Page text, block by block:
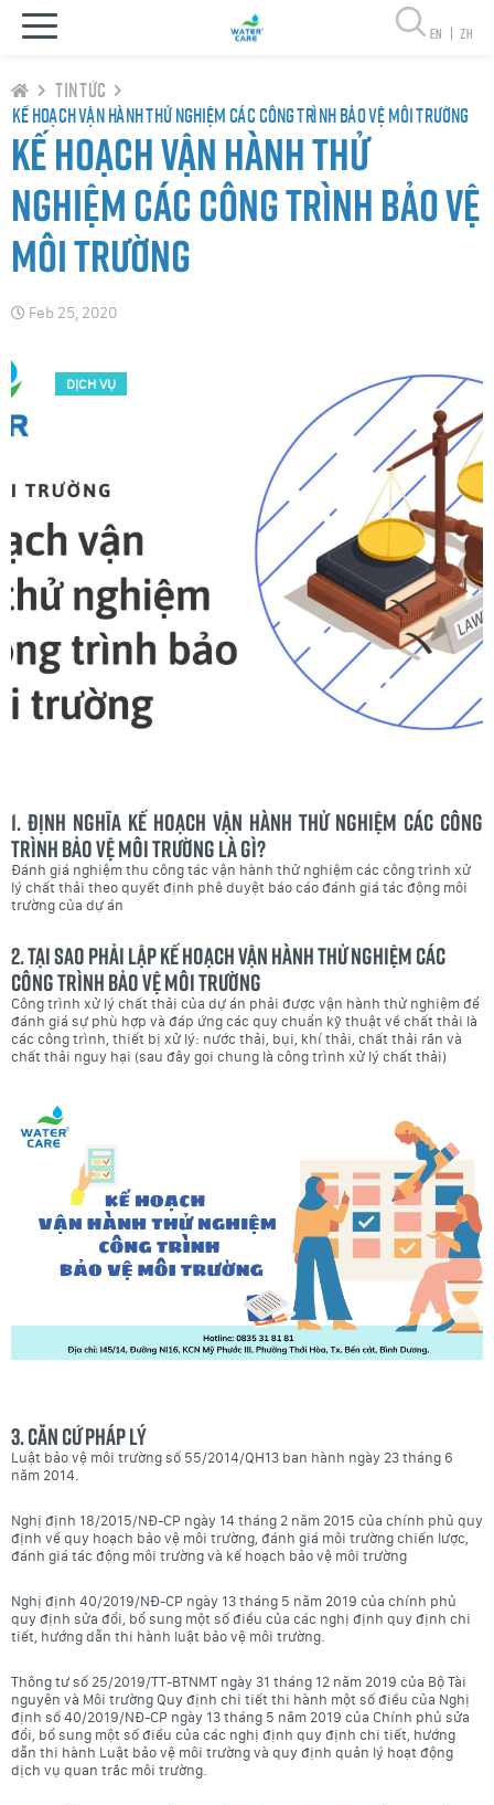
en | zh
Tin tức
Kế hoạch vận hành thử nghiệm các công trình bảo vệ môi trường
Kế hoạch vận hành thử
nghiệm các công trình bảo vệ
môi trường
Feb 25, 2020
DỊCH VỤ
1. Định nghĩa kế hoạch vận hành thử nghiệm các công
trình bảo vệ môi trường là gì?
Đánh giá nghiệm thu công tác vận hành thử nghiệm các công trình xử
lý chất thải theo quyết định phê duyệt báo cáo đánh giá tác động môi
trường của dự án
2. Tại sao phải lập kế hoạch vận hành thử nghiệm các
công trình bảo vệ môi trường
Công trình xử lý chất thải của dự án phải được vận hành thử nghiệm để
đánh giá sự phù hợp và đáp ứng các quy chuẩn kỹ thuật về chất thải là
các công trình, thiết bị xử lý: nước thải, bụi, khí thải, chất thải rắn và
chất thải nguy hại (sau đây gọi chung là công trình xử lý chất thải)
3. Căn cứ pháp lý
Luật bảo vệ môi trường số 55/2014/QH13 ban hành ngày 23 tháng 6
năm 2014.
Nghị định 18/2015/NĐ-CP ngày 14 tháng 2 năm 2015 của chính phủ quy
định về quy hoạch bảo vệ môi trường, đánh giá môi trường chiến lược,
đánh giá tác động môi trường và kế hoạch bảo vệ môi trường
Nghị định 40/2019/NĐ-CP ngày 13 tháng 5 năm 2019 của chính phủ
quy định sửa đổi, bổ sung một số điều của các nghị định quy định chi
tiết, hướng dẫn thi hành luật bảo vệ môi trường.
Thông tư số 25/2019/TT-BTNMT ngày 31 tháng 12 năm 2019 của Bộ Tài
nguyên và Môi trường Quy định chi tiết thi hành một số điều của Nghị
định số 40/2019/NĐ-CP ngày 13 tháng 5 năm 2019 của Chính phủ sửa
đổi, bổ sung một số điều của các nghị định quy định chi tiết, hướng
dẫn thi hành Luật bảo vệ môi trường và quy định quản lý hoạt động
dịch vụ quan trắc môi trường.